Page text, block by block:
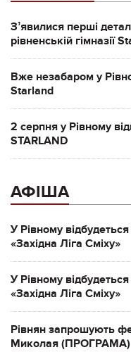
Зʼявилися перші
рівненській гімназії
Вже незабаром у
Starland
2 серпня у Рівному
STARLAND
АФІША
У Рівному
«Західна Ліга Сміху»
У Рівному
«Західна Ліга Сміху»
Рівнян запрошують
Миколая (ПРОГРАМА)